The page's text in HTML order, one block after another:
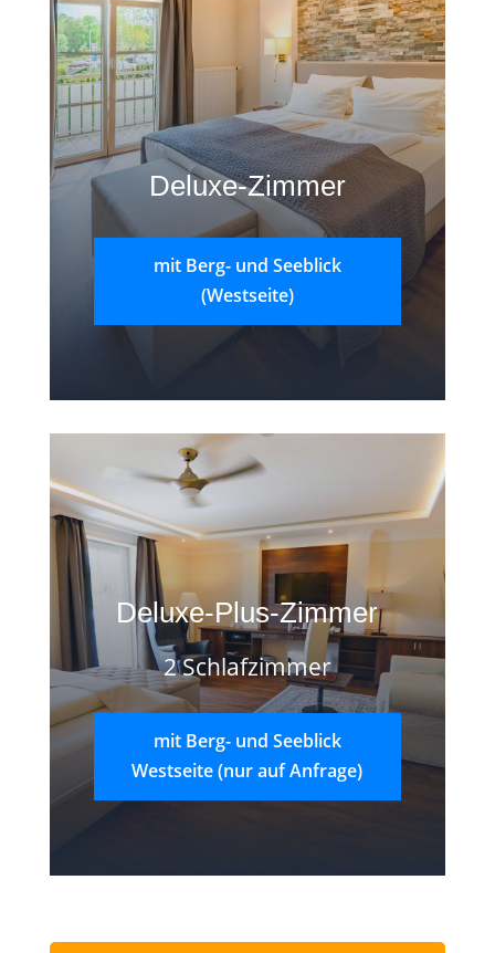
Deluxe-Zimmer
mit Berg- und Seeblick
(Westseite)
Deluxe-Plus-Zimmer
2 Schlafzimmer
mit Berg- und Seeblick
Westseite (nur auf Anfrage)